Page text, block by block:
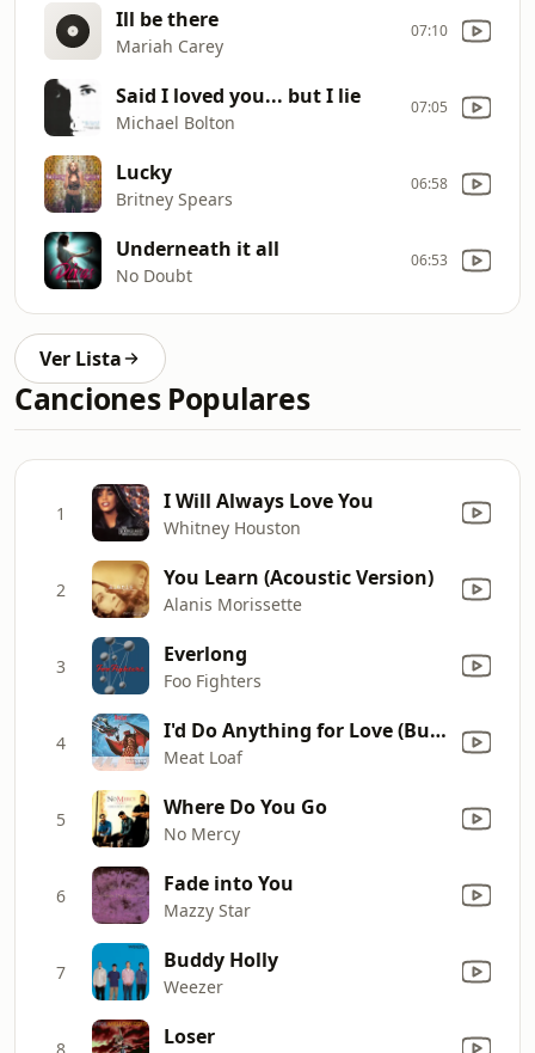
Ill be there
Mariah Carey
07:10
Said I loved you... but I lie
Michael Bolton
07:05
Lucky
Britney Spears
06:58
Underneath it all
No Doubt
06:53
Ver Lista
Canciones Populares
1 I Will Always Love You
Whitney Houston
2 You Learn (Acoustic Version)
Alanis Morissette
3 Everlong
Foo Fighters
4 I'd Do Anything for Love (But I Won't Do That) [Single Edit]
Meat Loaf
5 Where Do You Go
No Mercy
6 Fade into You
Mazzy Star
7 Buddy Holly
Weezer
8 Loser